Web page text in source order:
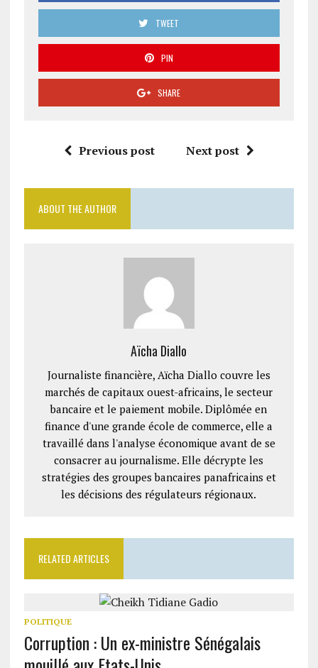
TWEET
PIN
SHARE
Previous post Next post
ABOUT THE AUTHOR
Aïcha Diallo
Journaliste financière, Aïcha Diallo couvre les
marchés de capitaux ouest-africains, le secteur
bancaire et le paiement mobile. Diplômée en
finance d'une grande école de commerce, elle a
travaillé dans l'analyse économique avant de se
consacrer au journalisme. Elle décrypte les
stratégies des groupes bancaires panafricains et
les décisions des régulateurs régionaux.
RELATED ARTICLES
POLITIQUE
Corruption : Un ex-ministre Sénégalais